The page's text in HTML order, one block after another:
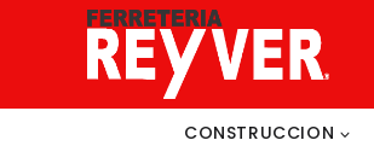
CONSTRUCCION